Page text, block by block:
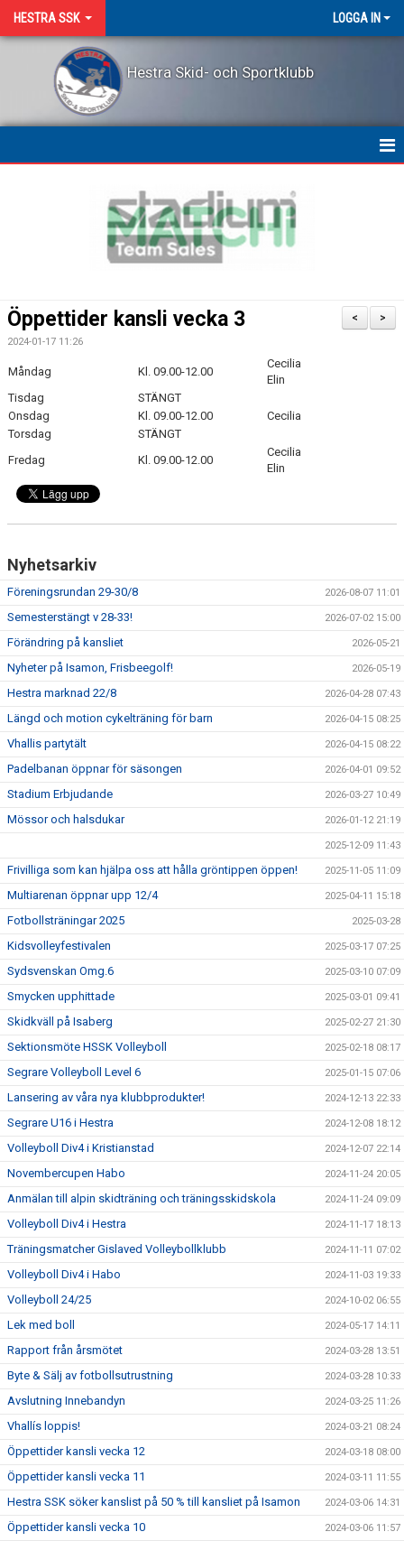
HESTRA SSK LOGGA IN
Hestra Skid- och Sportklubb
LEDARPRIS
KALENDER
GÄSTBOK
BILDGALLERI
DOKUMENT
MATCHER
TÄVLINGAR
KLUBBLOTTERI
GYM ISAMON
MEDLEMSSKAP 2025
AVGIFTER
GRÖNTIPPEN
>
<
Öppettider kansli vecka 3
2024-01-17 11:26
Måndag Kl. 09.00-12.00
Cecilia
Elin
Tisdag
STÄNGT
Onsdag
Kl. 09.00-12.00
Cecilia
Torsdag
STÄNGT
Fredag
Kl. 09.00-12.00
Cecilia
Elin
Nyhetsarkiv
Föreningsrundan 29-30/8 2026-08-07 11:01
Semesterstängt v 28-33! 2026-07-02 15:00
Förändring på kansliet 2026-05-21
Nyheter på Isamon, Frisbeegolf! 2026-05-19
Hestra marknad 22/8 2026-04-28 07:43
Längd och motion cykelträning för barn 2026-04-15 08:25
Vhallis partytält 2026-04-15 08:22
Padelbanan öppnar för säsongen 2026-04-01 09:52
Stadium Erbjudande 2026-03-27 10:49
Mössor och halsdukar 2026-01-12 21:19
2025-12-09 11:43
Frivilliga som kan hjälpa oss att hålla gröntippen öppen! 2025-11-05 11:09
Multiarenan öppnar upp 12/4 2025-04-11 15:18
Fotbollsträningar 2025 2025-03-28
Kidsvolleyfestivalen 2025-03-17 07:25
Sydsvenskan Omg.6 2025-03-10 07:09
Smycken upphittade 2025-03-01 09:41
Skidkväll på Isaberg 2025-02-27 21:30
Sektionsmöte HSSK Volleyboll 2025-02-18 08:17
Segrare Volleyboll Level 6 2025-01-15 07:06
Lansering av våra nya klubbprodukter! 2024-12-13 22:33
Segrare U16 i Hestra 2024-12-08 18:12
Volleyboll Div4 i Kristianstad 2024-12-07 22:14
Novembercupen Habo 2024-11-24 20:05
Anmälan till alpin skidträning och träningsskidskola 2024-11-24 09:09
Volleyboll Div4 i Hestra 2024-11-17 18:13
Träningsmatcher Gislaved Volleybollklubb 2024-11-11 07:02
Volleyboll Div4 i Habo 2024-11-03 19:33
Volleyboll 24/25 2024-10-02 06:55
Lek med boll 2024-05-17 14:11
Rapport från årsmötet 2024-03-28 13:51
Byte & Sälj av fotbollsutrustning 2024-03-28 10:33
Avslutning Innebandyn 2024-03-25 11:26
Vhallís loppis! 2024-03-21 08:24
Öppettider kansli vecka 12 2024-03-18 08:00
Öppettider kansli vecka 11 2024-03-11 11:55
Hestra SSK söker kanslist på 50 % till kansliet på Isamon 2024-03-06 14:31
Öppettider kansli vecka 10 2024-03-06 11:57